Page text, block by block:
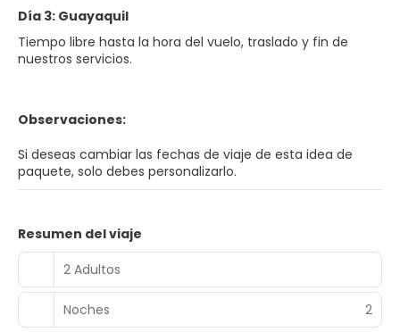
Día 3: Guayaquil
Tiempo libre hasta la hora del vuelo, traslado y fin de
nuestros servicios.
Observaciones:
Si deseas cambiar las fechas de viaje de esta idea de
paquete, solo debes personalizarlo.
Resumen del viaje
2 Adultos
Noches 2